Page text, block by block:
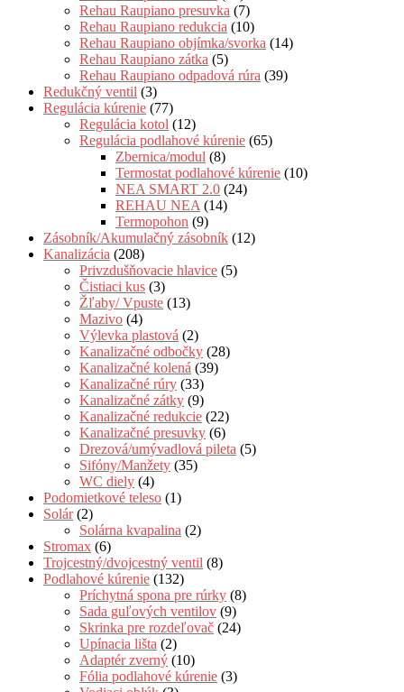
Rehau Raupiano presuvka (7)
Rehau Raupiano redukcia (10)
Rehau Raupiano objímka/svorka (14)
Rehau Raupiano zátka (5)
Rehau Raupiano odpadová rúra (39)
Redukčný ventil (3)
Regulácia kúrenie (77)
Regulácia kotol (12)
Regulácia podlahové kúrenie (65)
Zbernica/modul (8)
Termostat podlahové kúrenie (10)
NEA SMART 2.0 (24)
REHAU NEA (14)
Termopohon (9)
Zásobník/Akumulačný zásobník (12)
Kanalizácia (208)
Privzdušňovacie hlavice (5)
Čistiaci kus (3)
Žľaby/ Vpuste (13)
Mazivo (4)
Výlevka plastová (2)
Kanalizačné odbočky (28)
Kanalizačné kolená (39)
Kanalizačné rúry (33)
Kanalizačné zátky (9)
Kanalizačné redukcie (22)
Kanalizačné presuvky (6)
Drezová/umývadlová pileta (5)
Sifóny/Manžety (35)
WC diely (4)
Podomietkové teleso (1)
Solár (2)
Solárna kvapalina (2)
Stromax (6)
Trojcestný/dvojcestný ventil (8)
Podlahové kúrenie (132)
Príchytná spona pre rúrky (8)
Sada guľových ventilov (9)
Skrinka pre rozdeľovač (24)
Upínacia lišta (2)
Adaptér zverný (10)
Fólia podlahové kúrenie (3)